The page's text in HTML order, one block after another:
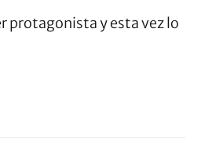
protagonista y esta vez lo